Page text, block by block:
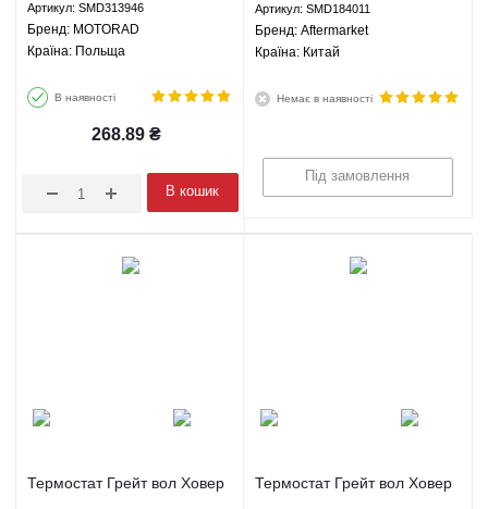
Лендмарк - SMD313946
MOTORAD
Артикул: SMD313946
Брeнд: MOTORAD
Країна: Польща
В наявності
268.89 ₴
В кошик
H3 Н5 Н6 Вінгл 5 Вінгл 7 ЗХ
Лендмарк - SMD184011
Aftermarket
Артикул: SMD184011
Брeнд: Aftermarket
Країна: Китай
Немає в наявності
Під замовлення
Термостат Грейт вол Ховер
Термостат Грейт вол Ховер